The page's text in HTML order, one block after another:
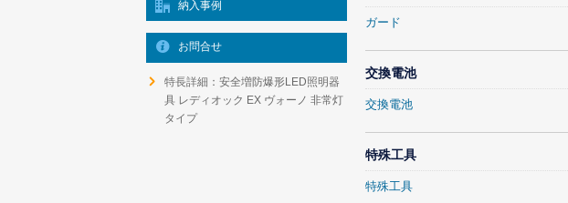
納入事例
お問合せ
特長詳細：安全増防爆形LED照明器
具 レディオック EX ヴォーノ 非常灯
タイプ
ガード
交換電池
交換電池
特殊工具
特殊工具